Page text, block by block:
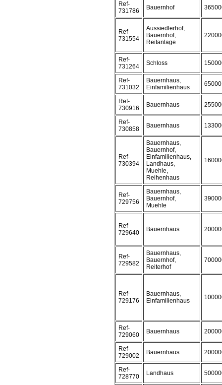
Ref-
731786
Bauernhof
Ref-
731554
Aussiedlerhof,
Bauernhof,
Reitanlage
Ref-
731264
Schloss
Ref-
731032
Bauernhaus,
Einfamilienhaus
65000
Ref-
730916
Bauernhaus
Ref-
730858
Bauernhaus
Ref-
730394
Bauernhaus,
Bauernhof,
Einfamilienhaus,
Landhaus,
Muehle,
Reihenhaus
Ref-
729756
Bauernhaus,
Bauernhof,
Muehle
Ref-
729640
Bauernhaus
Ref-
729582
Bauernhaus,
Bauernhof,
Reiterhof
Ref-
729176
Bauernhaus,
Einfamilienhaus
Ref-
729060
Bauernhaus
Ref-
729002
Bauernhaus
Ref-
728770
Landhaus